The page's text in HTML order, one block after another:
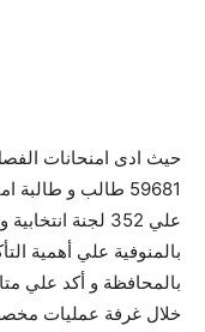
حيث ادى امنحانات
59681 طالب و
علي 352 لجنة
بالمنوفية علي أهمية
بالمحافظة و أكد علي
خلال غرفة عمليات